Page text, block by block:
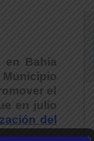
en Bahía
Municipio
el
en julio
del